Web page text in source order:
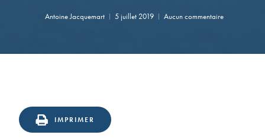
Antoine Jacquemart 5 juillet 2019 Aucun commentaire
IMPRIMER